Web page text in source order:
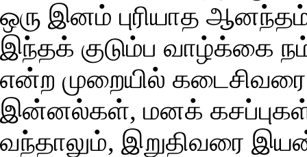
ஒரு இனம் புரியாத
இந்தக் குடும்ப
என்ற முறையில்
இன்னல்கள், மனக்
வந்தாலும், இறுதிவரை